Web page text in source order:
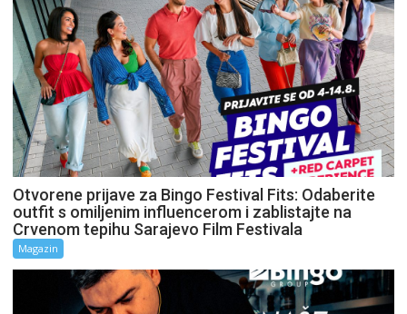
Otvorene prijave za Bingo Festival Fits: Odaberite
outfit s omiljenim influencerom i zablistajte na
Crvenom tepihu Sarajevo Film Festivala
Magazin